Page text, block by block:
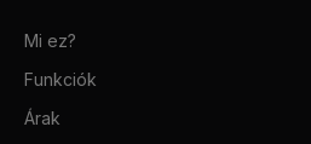
Mi ez?
Funkciók
Árak